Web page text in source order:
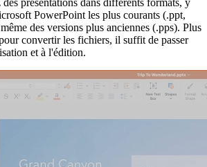
PowerPoint les plus courants (.ppt,
des versions plus anciennes (.pps). Plus
convertir les fichiers, il suffit de passer
et à l'édition.